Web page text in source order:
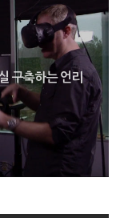
구축하는 언리